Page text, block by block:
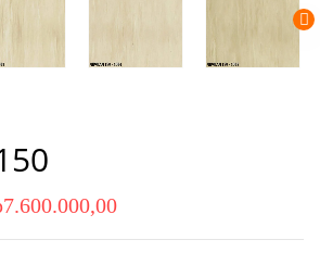
7.600.000,00